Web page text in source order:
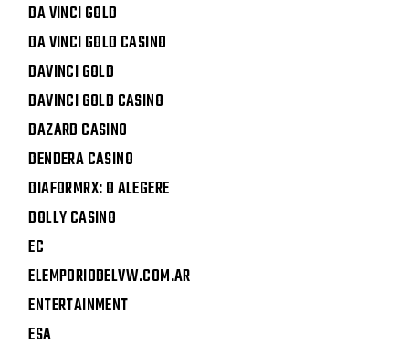
DA VINCI GOLD
DA VINCI GOLD CASINO
DAVINCI GOLD
DAVINCI GOLD CASINO
DAZARD CASINO
DENDERA CASINO
DIAFORMRX: O ALEGERE
DOLLY CASINO
EC
ELEMPORIODELVW.COM.AR
ENTERTAINMENT
ESA